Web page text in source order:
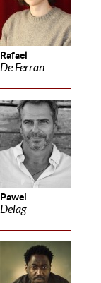
Rafael
De Ferran
Pawel
Delag